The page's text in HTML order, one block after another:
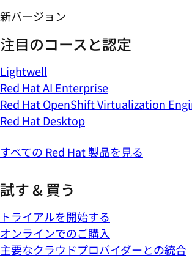
新バージョン
注目のコースと認定
Lightwell
Red Hat AI Enterprise
Red Hat OpenShift Virtualization
Red Hat Desktop
すべての Red Hat 製品を見る
試す & 買う
トライアルを開始する
オンラインでのご購入
主要なクラウドプロバイダーとの統合